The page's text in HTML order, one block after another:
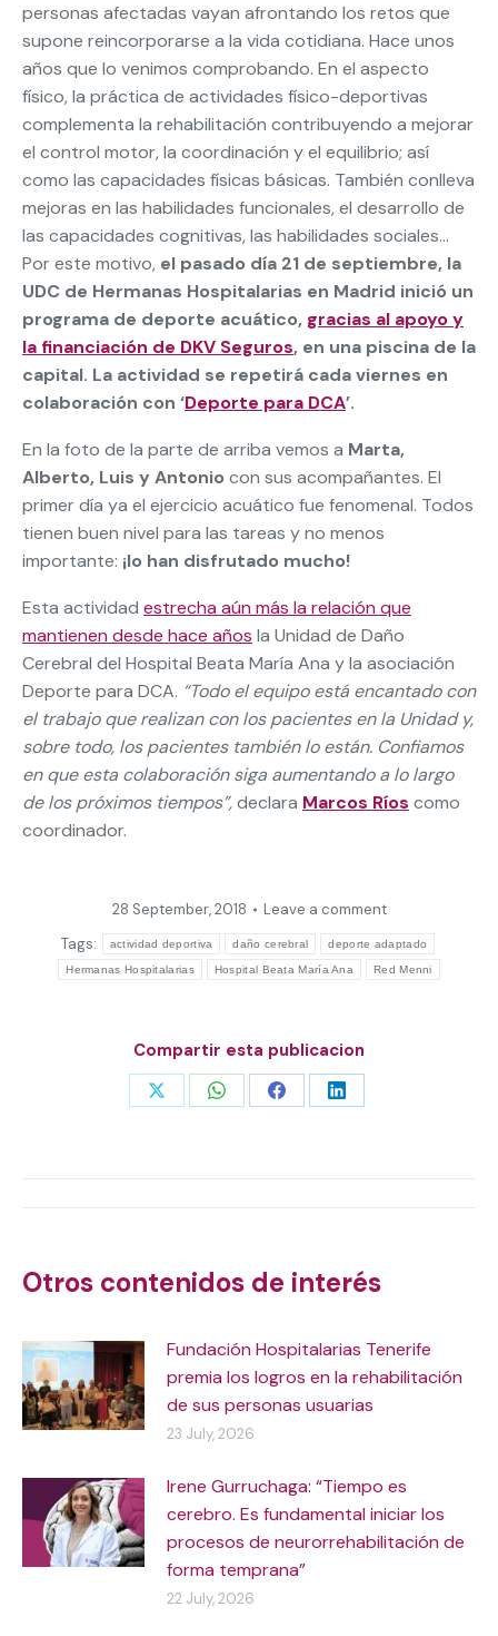
personas afectadas vayan afrontando los retos que
supone reincorporarse a la vida cotidiana. Hace unos
años que lo venimos comprobando. En el aspecto
físico, la práctica de actividades físico-deportivas
complementa la rehabilitación contribuyendo a mejorar
el control motor, la coordinación y el equilibrio; así
como las capacidades físicas básicas. También conlleva
mejoras en las habilidades funcionales, el desarrollo de
las capacidades cognitivas, las habilidades sociales…
Por este motivo, el pasado día 21 de septiembre, la
UDC de Hermanas Hospitalarias en Madrid inició un
programa de deporte acuático, gracias al apoyo y
la financiación de DKV Seguros, en una piscina de la
capital. La actividad se repetirá cada viernes en
colaboración con ‘Deporte para DCA’.
En la foto de la parte de arriba vemos a Marta,
Alberto, Luis y Antonio con sus acompañantes. El
primer día ya el ejercicio acuático fue fenomenal. Todos
tienen buen nivel para las tareas y no menos
importante: ¡lo han disfrutado mucho!
Esta actividad estrecha aún más la relación que
mantienen desde hace años la Unidad de Daño
Cerebral del Hospital Beata María Ana y la asociación
Deporte para DCA. “Todo el equipo está encantado con
el trabajo que realizan con los pacientes en la Unidad y,
sobre todo, los pacientes también lo están. Confiamos
en que esta colaboración siga aumentando a lo largo
de los próximos tiempos”,declara Marcos Ríos como
coordinador.
28 September, 2018
Leave a comment
Tags:
actividad deportiva daño cerebral deporte adaptado
Hermanas Hospitalarias Hospital Beata María Ana Red Menni
Compartir esta publicacion
Share Share Share Share
Otros contenidos de interés
Fundación Hospitalarias Tenerife
premia los logros en la rehabilitación
de sus personas usuarias
23 July, 2026
Irene Gurruchaga: “Tiempo es
cerebro. Es fundamental iniciar los
procesos de neurorrehabilitación de
forma temprana”
22 July, 2026